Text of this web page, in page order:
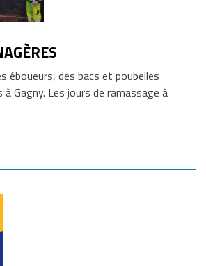
éboueurs, des bacs et poubelles
à Gagny. Les jours de ramassage à